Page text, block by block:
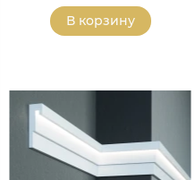
В корзину